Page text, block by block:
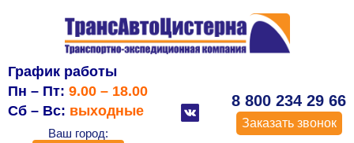
График работы
Пн – Пт: 9.00 – 18.00
Сб – Вс: выходные
Ваш город:
8 800 234 29 66
Заказать звонок